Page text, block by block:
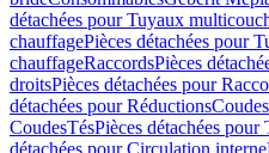
détachées pour Tuyaux
chauffagePièces détachées pour
chauffageRaccordsPièces
droitsPièces détachées pour
détachées pour RéductionsCoudes
CoudesTésPièces détachées pour
détachées pour Circulation interne